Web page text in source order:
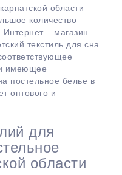
области
количество
– магазин
текстиль для сна
имеющее
постельное белье в
оптового и
для
области